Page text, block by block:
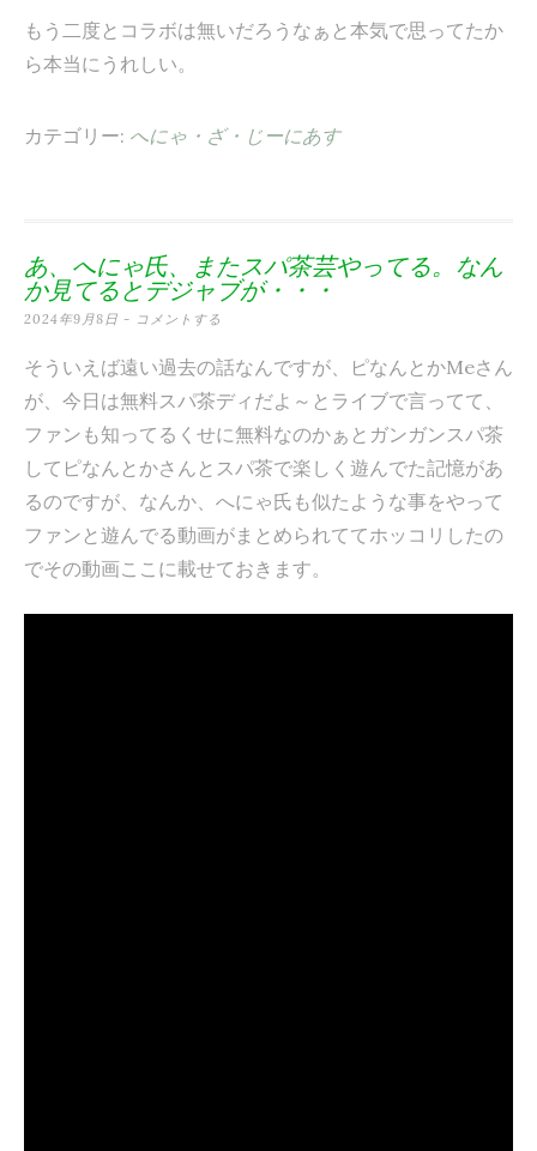
もう二度とコラボは無いだろうなぁと本気で思ってたか
ら本当にうれしい。
カテゴリー: へにゃ・ざ・じーにあす
あ、へにゃ氏、またスパ茶芸やってる。なん
か見てるとデジャブが・・・
2024年9月8日 コメントする
そういえば遠い過去の話なんですが、ピなんとかMeさん
が、今日は無料スパ茶ディだよ～とライブで言ってて、
ファンも知ってるくせに無料なのかぁとガンガンスパ茶
してピなんとかさんとスパ茶で楽しく遊んでた記憶があ
るのですが、なんか、へにゃ氏も似たような事をやって
ファンと遊んでる動画がまとめられててホッコリしたの
でその動画ここに載せておきます。